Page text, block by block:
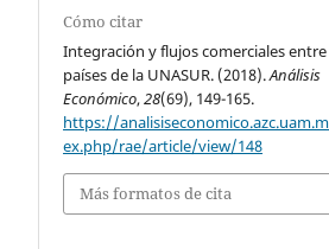
Cómo citar
Integración y flujos comerciales
países de la UNASUR. (2018).Análisis
Económico,28(69), 149-165.
https://
ex.php/rae/article/view/148
Más formatos de cita